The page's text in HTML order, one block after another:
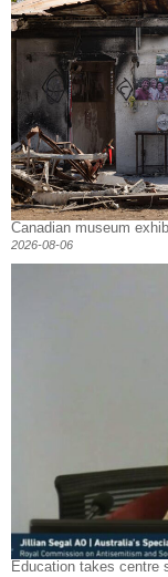
Canadian museum
2026-08-06
Education takes centre